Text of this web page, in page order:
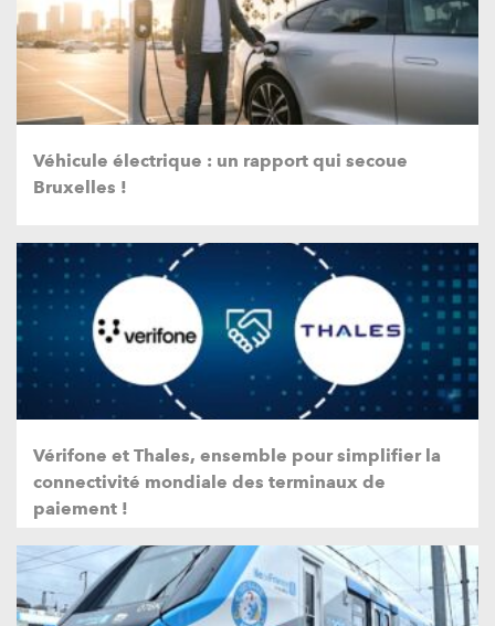
Véhicule électrique : un rapport qui secoue
Bruxelles !
Vérifone et Thales, ensemble pour simplifier la
connectivité mondiale des terminaux de
paiement !